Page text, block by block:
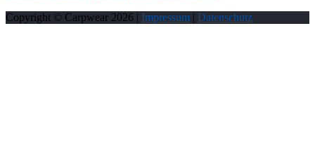
Copyright © Carpwear 2026 | Impressum | Datenschutz